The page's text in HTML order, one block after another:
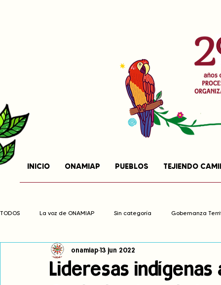
INICIO ONAMIAP PUEBLOS TEJIENDO
TODOS La voz de ONAMIAP Sin categoría Gobernanza
Cambio climático Navegador indígena
Lideresas indígenas
onamiap 13 jun 2022